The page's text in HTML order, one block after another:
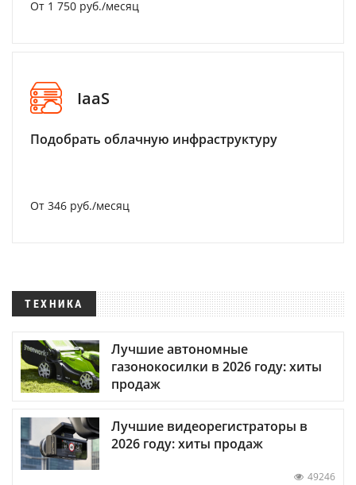
От 1 750 руб./месяц
IaaS
Подобрать облачную инфраструктуру
От 346 руб./месяц
ТЕХНИКА
Лучшие автономные
газонокосилки в 2026 году: хиты
продаж
Лучшие видеорегистраторы в
2026 году: хиты продаж
49246